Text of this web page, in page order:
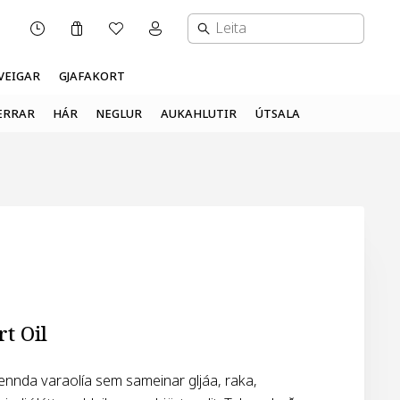
Karfa ÓskalistiMínar síður valmynd
GJAFAKORT
HÁR NEGLUR AUKAHLUTIR ÚTSALA
Oil
varaolía sem sameinar gljáa, raka,